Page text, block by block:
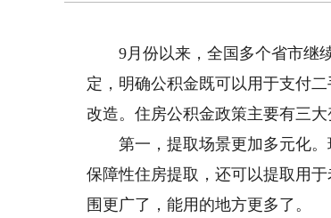
9月份以来，全国多个省市继续
定，明确公积金既可以用于支付
改造。住房公积金政策主要有三大
第一，提取场景更加多元化。
保障性住房提取，还可以提取用
围更广了，能用的地方更多了。